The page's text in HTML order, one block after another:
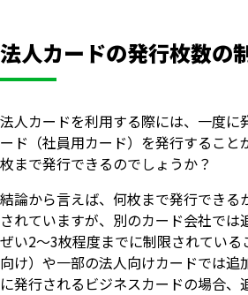
法人カードの発行枚数の
法人カードを利用する際には、一度
ード（社員用カード）を発行するこ
枚まで発行できるのでしょうか？
結論から言えば、何枚まで発行でき
されていますが、別のカード会社で
ぜい2～3枚程度までに制限されてい
向け）や一部の法人向けカードでは
に発行されるビジネスカードの場合